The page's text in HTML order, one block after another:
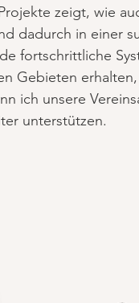
zeigt, wie
dadurch in einer
fortschrittliche
Gebieten
ich unsere
unterstützen.